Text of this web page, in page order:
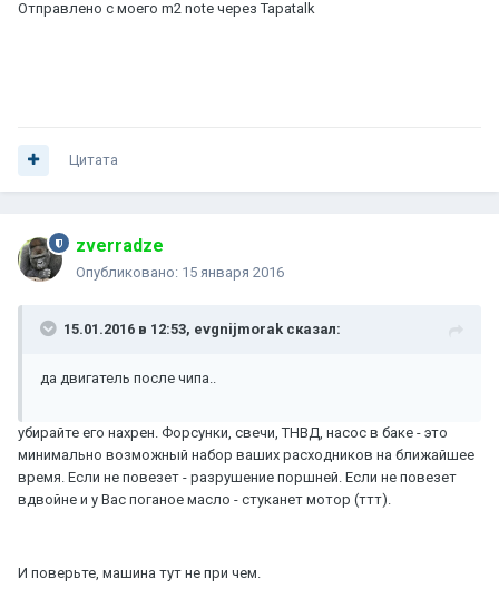
Отправлено с моего m2 note через Tapatalk
Цитата
zverradze
Опубликовано: 15 января 2016
15.01.2016 в 12:53, evgnijmorak сказал:
да двигатель после чипа..
убирайте его нахрен. Форсунки, свечи, ТНВД, насос в баке - это
минимально возможный набор ваших расходников на ближайшее
время. Если не повезет - разрушение поршней. Если не повезет
вдвойне и у Вас поганое масло - стуканет мотор (ттт).
И поверьте, машина тут не при чем.